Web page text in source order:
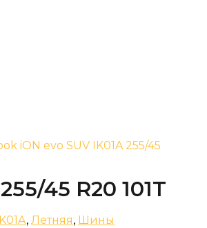
iON evo SUV IK01A 255/45
45 R20 101T
, Летняя, Шины